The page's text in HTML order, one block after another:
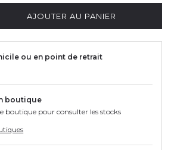
AJOUTER AU PANIER
ou en point de retrait
boutique
boutique pour consulter les stocks